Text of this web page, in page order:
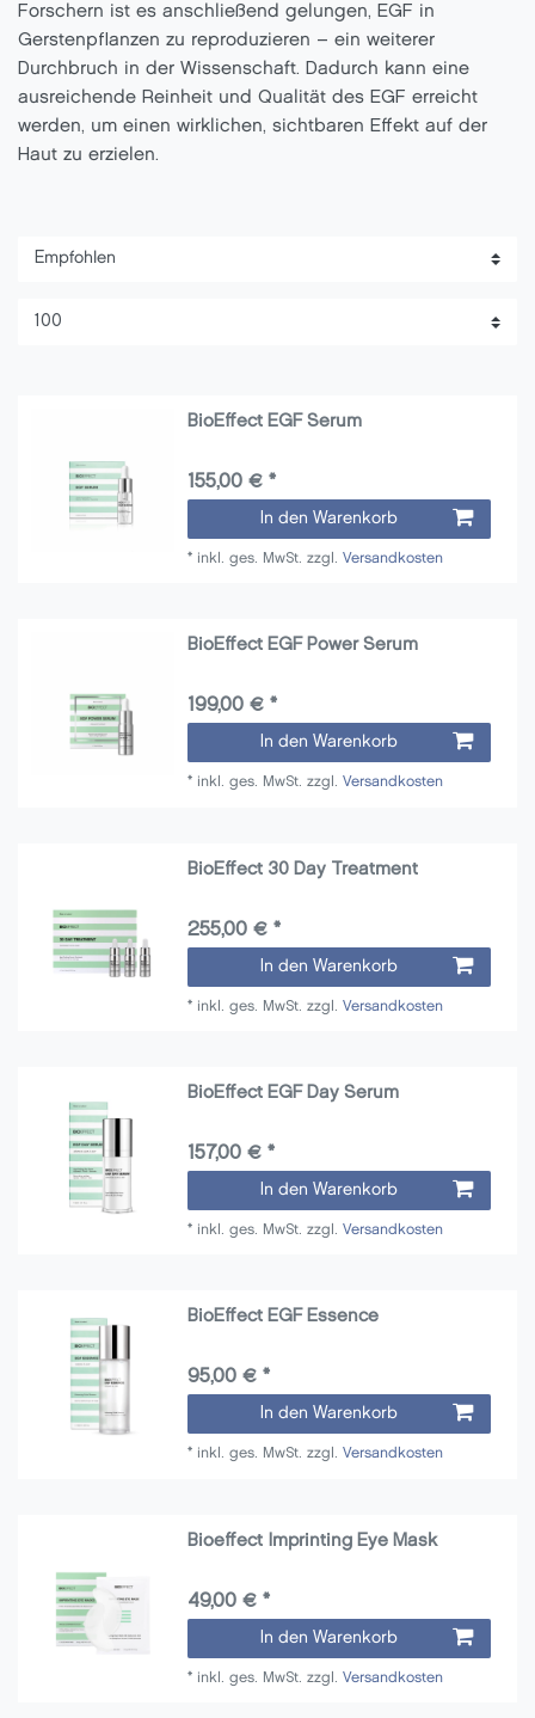
Forschern ist es anschließend gelungen, EGF in
Gerstenpflanzen zu reproduzieren – ein weiterer
Durchbruch in der Wissenschaft. Dadurch kann eine
ausreichende Reinheit und Qualität des EGF erreicht
werden, um einen wirklichen, sichtbaren Effekt auf der
Haut zu erzielen.
BioEffect EGF Serum
155,00 € *
In den Warenkorb
* inkl. ges. MwSt. zzgl.Versandkosten
BioEffect EGF Power Serum
199,00 € *
In den Warenkorb
* inkl. ges. MwSt. zzgl.Versandkosten
BioEffect 30 Day Treatment
255,00 € *
In den Warenkorb
* inkl. ges. MwSt. zzgl.Versandkosten
BioEffect EGF Day Serum
157,00 € *
In den Warenkorb
* inkl. ges. MwSt. zzgl.Versandkosten
BioEffect EGF Essence
95,00 € *
In den Warenkorb
* inkl. ges. MwSt. zzgl. Versandkosten
Bioeffect Imprinting Eye Mask
49,00 € *
In den Warenkorb
* inkl. ges. MwSt. zzgl.Versandkosten